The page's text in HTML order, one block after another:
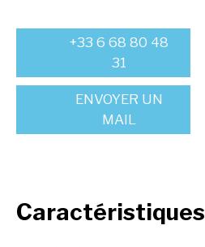
+33 6 68 80 48
31
ENVOYER UN
MAIL
Caractéristiques